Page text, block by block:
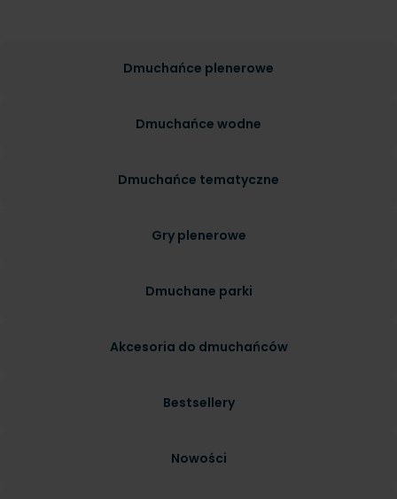
Dmuchańce plenerowe
Dmuchańce wodne
Dmuchańce tematyczne
Gry plenerowe
Dmuchane parki
Akcesoria do dmuchańców
Bestsellery
Nowości